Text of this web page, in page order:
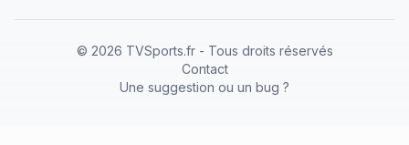
© 2026 TVSports.fr - Tous droits réservés
Contact
Une suggestion ou un bug ?